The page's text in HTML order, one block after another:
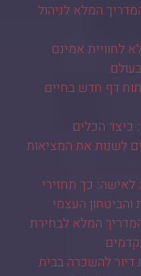
המלא לניהול
לחוויית אמינם
דף חדש בחיים
כיצד הכלים
לשנות את המציאות
לאישה: כך תחזירי
העצמי
המלא לבחירת
להשכרה בבית